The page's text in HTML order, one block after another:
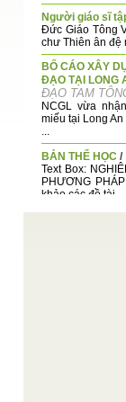
Người giáo sĩ
Đức Giáo Tông
chư Thiên ân đệ
BỐ CÁO XÂY
ĐẠO TẠI LONG
ĐẠO TAM
NCGL vừa
miếu tại Long
...
BẢN THỂ HỌC /
Text Box:
PHƯƠNG
khảo các đề tài ...